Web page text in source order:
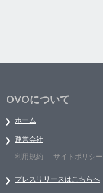
OVOについて
ホーム
運営会社
利用規約
サイトポリシー
プレスリリースはこちらへ